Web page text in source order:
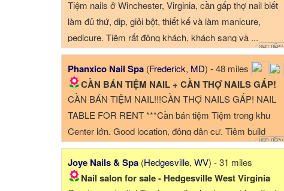
Tiệm nails ở Winchester, Virginia, cần gấp thợ nail biết
làm đủ thứ, dip, giỏi bột, thiết kế và làm manicure,
pedicure. Tiệm rất đông khách, khách sang và ...
Phanxico Nail Spa (Frederick, MD) - 48 miles
CẦN BÁN TIỆM NAIL + CẦN THỢ NAILS GẤP!
CẦN BÁN TIỆM NAIL!!!CẦN THỢ NAILS GẤP! NAIL
TABLE FOR RENT ***Cần bán tiệm Tiệm trong khu
Center lớn. Good location, đông dân cư. Tiệm build
được 1 ...
Joye Nails & Spa (Hedgesville, WV) - 31 miles
Nail salon for sale - Hedgesville West Virginia